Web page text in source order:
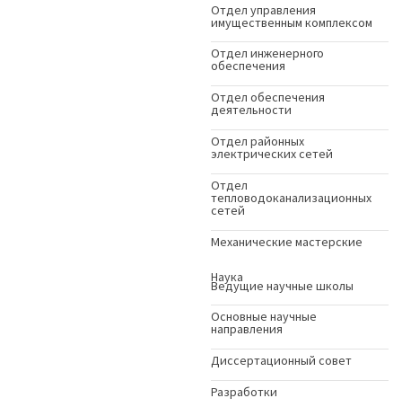
Отдел управления
имущественным комплексом
Отдел инженерного
обеспечения
Отдел обеспечения
деятельности
Отдел районных
электрических сетей
Отдел
тепловодоканализационных
сетей
Механические мастерские
Наука
Ведущие научные школы
Основные научные
направления
Диссертационный совет
Разработки